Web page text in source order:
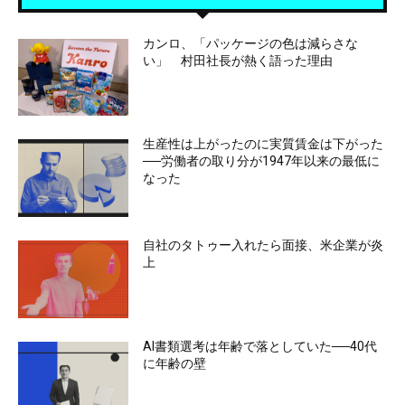
カンロ、「パッケージの色は減らさな
い」 村田社長が熱く語った理由
生産性は上がったのに実質賃金は下がった
──労働者の取り分が1947年以来の最低に
なった
自社のタトゥー入れたら面接、米企業が炎
上
AI書類選考は年齢で落としていた──40代
に年齢の壁